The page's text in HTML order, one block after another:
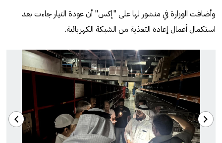
وأضافت الوزارة في منشور لها على "إكس" أن عودة التيار جاءت بعد
استكمال أعمال إعادة التغذية من الشبكة الكهربائية.